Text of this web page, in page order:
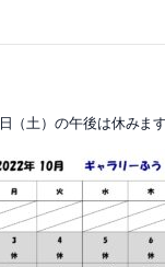
（土）の午後は休みます